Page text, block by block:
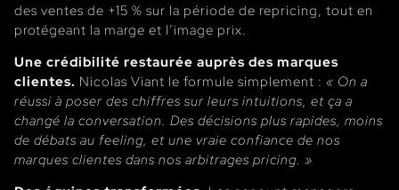
des ventes de +15 % sur la période de repricing, tout en
protégeant la marge et l’image prix.
Une crédibilité restaurée auprès des marques
clientes. Nicolas Viant le formule simplement : « On a
réussi à poser des chiffres sur leurs intuitions, et ça a
changé la conversation. Des décisions plus rapides, moins
de débats au feeling, et une vraie confiance de nos
marques clientes dans nos arbitrages pricing. »